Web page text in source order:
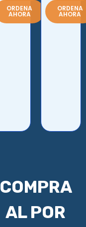
ORDENA
AHORA
ORDENA
AHORA
COMPRA
AL POR